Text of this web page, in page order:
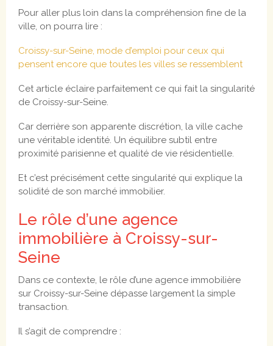
Pour aller plus loin dans la compréhension fine de la
ville, on pourra lire :
Croissy-sur-Seine, mode d’emploi pour ceux qui
pensent encore que toutes les villes se ressemblent
Cet article éclaire parfaitement ce qui fait la singularité
de Croissy-sur-Seine.
Car derrière son apparente discrétion, la ville cache
une véritable identité. Un équilibre subtil entre
proximité parisienne et qualité de vie résidentielle.
Et c’est précisément cette singularité qui explique la
solidité de son marché immobilier.
Le rôle d’une agence
immobilière à Croissy-sur-
Seine
Dans ce contexte, le rôle d’une agence immobilière
sur Croissy-sur-Seine dépasse largement la simple
transaction.
Il s’agit de comprendre :